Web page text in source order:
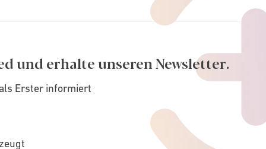
und erhalte unseren Newsletter.
Erster informiert